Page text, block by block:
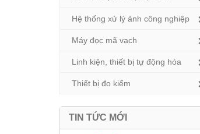
Hệ thống xử lý ảnh công nghiệp
Máy đọc mã vạch
Linh kiện, thiết bị tự động hóa
Thiết bị đo kiểm
TIN TỨC MỚI